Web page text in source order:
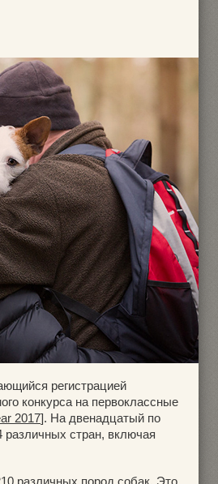
регистрацией
конкурса на первоклассные
2017]. На двенадцатый по
различных стран, включая
различных пород собак. Это